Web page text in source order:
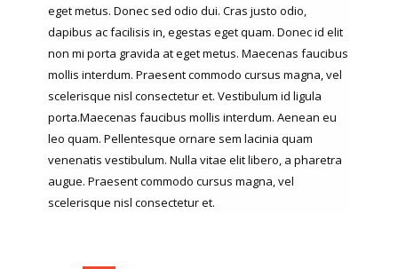
eget metus. Donec sed odio dui. Cras justo odio,
dapibus ac facilisis in, egestas eget quam. Donec id elit
non mi porta gravida at eget metus. Maecenas faucibus
mollis interdum. Praesent commodo cursus magna, vel
scelerisque nisl consectetur et. Vestibulum id ligula
porta.Maecenas faucibus mollis interdum. Aenean eu
leo quam. Pellentesque ornare sem lacinia quam
venenatis vestibulum. Nulla vitae elit libero, a pharetra
augue. Praesent commodo cursus magna, vel
scelerisque nisl consectetur et.